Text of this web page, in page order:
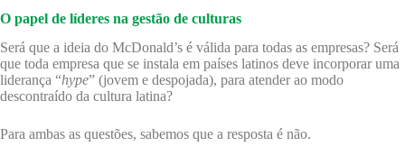
O papel de líderes na gestão de culturas
Será que a ideia do McDonald’s é válida para todas as empresas? Será
que toda empresa que se instala em países latinos deve incorporar uma
liderança “hype” (jovem e despojada), para atender ao modo
descontraído da cultura latina?
Para ambas as questões, sabemos que a resposta é não.